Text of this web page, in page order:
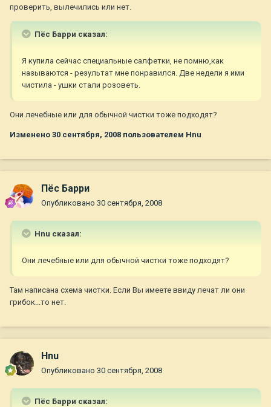
проверить, вылечились или нет.
Пёс Барри сказал:
Я купила сейчас специальные салфетки, не помню,как
называются - результат мне понравился. Две недели я ими
чистила - ушки стали розоветь.
Они лечебные или для обычной чистки тоже подходят?
Изменено 30 сентября, 2008 пользователем Hnu
Пёс Барри
Опубликовано 30 сентября, 2008
Hnu сказал:
Они лечебные или для обычной чистки тоже подходят?
Там написана схема чистки. Если Вы имеете ввиду лечат ли они
грибок...то нет.
Hnu
Опубликовано 30 сентября, 2008
Пёс Барри сказал: